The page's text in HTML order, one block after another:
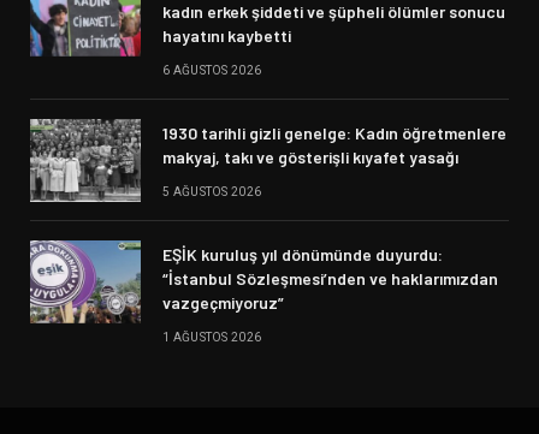
kadın erkek şiddeti ve şüpheli ölümler sonucu
hayatını kaybetti
6 AĞUSTOS 2026
1930 tarihli gizli genelge: Kadın öğretmenlere
makyaj, takı ve gösterişli kıyafet yasağı
5 AĞUSTOS 2026
EŞİK kuruluş yıl dönümünde duyurdu:
“İstanbul Sözleşmesi’nden ve haklarımızdan
vazgeçmiyoruz”
1 AĞUSTOS 2026